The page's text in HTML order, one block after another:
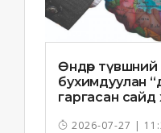
Өндөр
бухимдуулан
гаргасан сайд
2026-07-27 |